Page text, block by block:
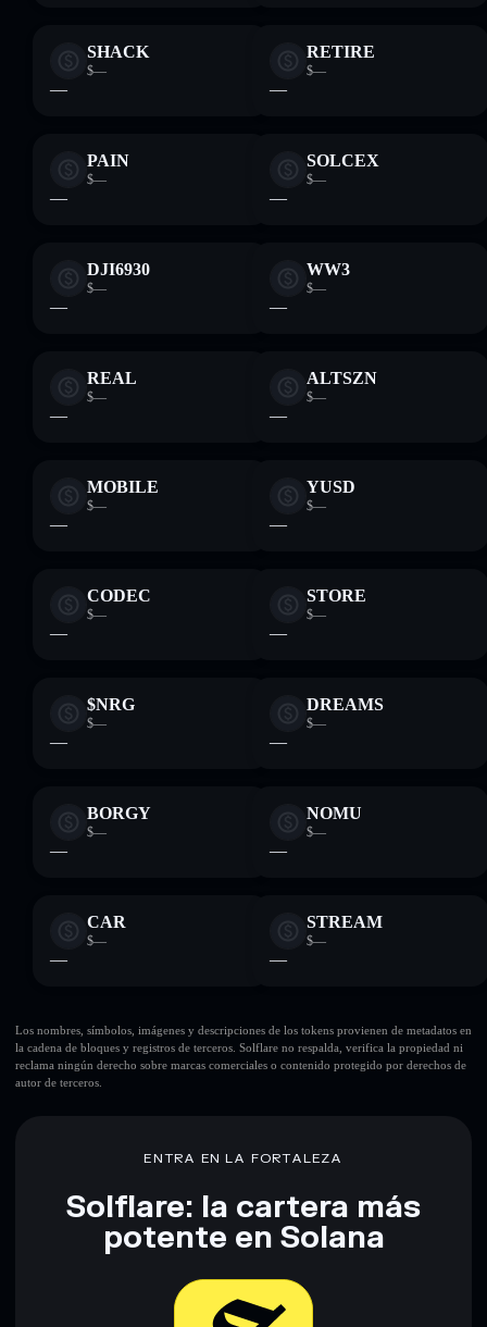
SHACK
$—
—
RETIRE
$—
—
PAIN
$—
—
SOLCEX
$—
—
DJI6930
$—
—
WW3
$—
—
REAL
$—
—
ALTSZN
$—
—
MOBILE
$—
—
YUSD
$—
—
CODEC
$—
—
STORE
$—
—
$NRG
$—
—
DREAMS
$—
—
BORGY
$—
—
NOMU
$—
—
CAR
$—
—
STREAM
$—
—
Los nombres, símbolos, imágenes y descripciones de los tokens provienen de metadatos en
la cadena de bloques y registros de terceros. Solflare no respalda, verifica la propiedad ni
reclama ningún derecho sobre marcas comerciales o contenido protegido por derechos de
autor de terceros.
ENTRA EN LA FORTALEZA
Solflare: la cartera más
potente en Solana